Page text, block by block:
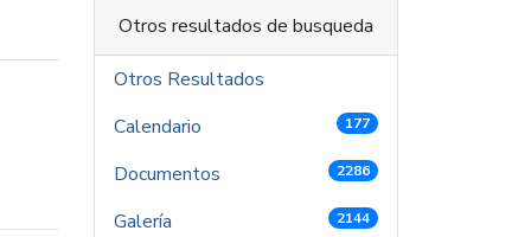
Otros resultados de busqueda
Otros Resultados
Calendario
177
Documentos 2286
Galería 2144